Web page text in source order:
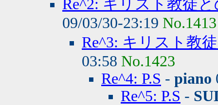
Re^2: キリスト教徒
09/03/30-23:19 No.1413
Re^3: キリスト教
03:58 No.1423
Re^4: P.S - piano
Re^5: P.S -